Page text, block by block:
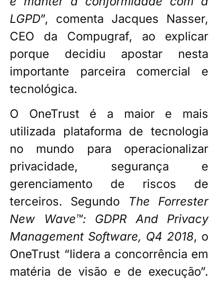
LGPD”, comenta Jacques Nasser,
CEO da Compugraf, ao explicar
porque decidiu apostar nesta
importante parceira comercial e
tecnológica.
O OneTrust é a maior e mais
utilizada plataforma de tecnologia
no mundo para operacionalizar
privacidade, segurança e
gerenciamento de riscos de
terceiros. Segundo The Forrester
New Wave™: GDPR And Privacy
Management Software, Q4 2018, o
OneTrust “lidera a concorrência em
matéria de visão e de execução”.